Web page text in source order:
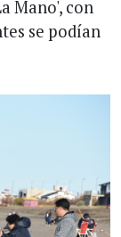
Mano', con
se podían